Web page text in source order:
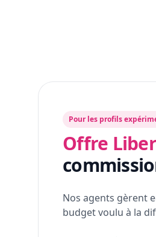
Pour les profils
Offre
Nos agents gèrent
budget voulu à la